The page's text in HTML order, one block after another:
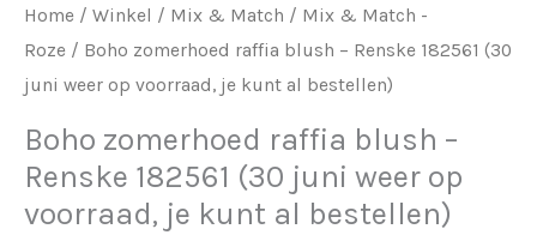
Home / Winkel / Mix & Match / Mix & Match -
Roze / Boho zomerhoed raffia blush – Renske 182561 (30
juni weer op voorraad, je kunt al bestellen)
Boho zomerhoed raffia blush –
Renske 182561 (30 juni weer op
voorraad, je kunt al bestellen)